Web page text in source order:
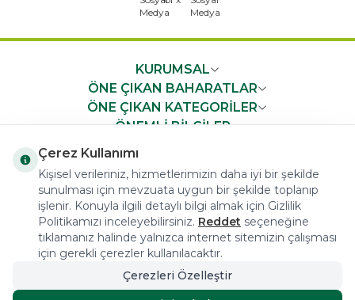
KURUMSAL
ÖNE ÇIKAN BAHARATLAR
ÖNE ÇIKAN KATEGORİLER
ÖNEMLİ BİLGİLER
COPYRIGHT © 2023 arifoglu.com ALL RIGHTS RESERVED
Çerez Kullanımı
Kişisel verileriniz, hizmetlerimizin daha iyi bir şekilde
sunulması için mevzuata uygun bir şekilde toplanıp
işlenir. Konuyla ilgili detaylı bilgi almak için Gizlilik
Politikamızı inceleyebilirsiniz. Reddet seçeneğine
tıklamanız halinde yalnızca internet sitemizin çalışması
için gerekli çerezler kullanılacaktır.
Çerezleri Özelleştir